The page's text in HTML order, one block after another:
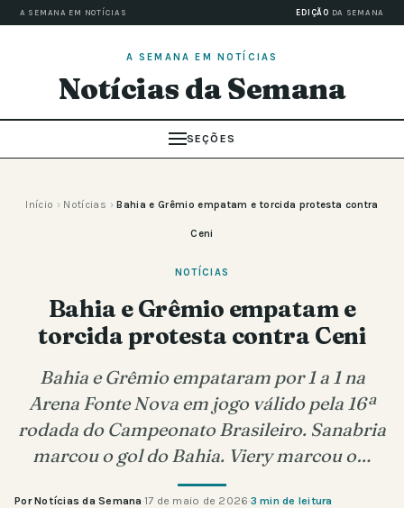
A SEMANA EM NOTÍCIAS EDIÇÃO DA SEMANA
A SEMANA EM NOTÍCIAS
Notícias da Semana
SEÇÕES
Início › Notícias › Bahia e Grêmio empatam e torcida protesta contra
Ceni
NOTÍCIAS
Bahia e Grêmio empatam e
torcida protesta contra Ceni
Bahia e Grêmio empataram por 1 a 1 na
Arena Fonte Nova em jogo válido pela 16ª
rodada do Campeonato Brasileiro. Sanabria
marcou o gol do Bahia. Viery marcou o…
Por Notícias da Semana·17 de maio de 2026·3 min de leitura